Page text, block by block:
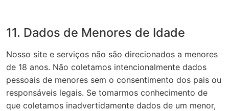
11. Dados de Menores de Idade
Nosso site e serviços não são direcionados a menores
de 18 anos. Não coletamos intencionalmente dados
pessoais de menores sem o consentimento dos pais ou
responsáveis legais. Se tomarmos conhecimento de
que coletamos inadvertidamente dados de um menor,